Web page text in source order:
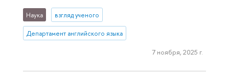
Наука взгляд ученого
Департамент английского языка
7 ноября, 2025 г.